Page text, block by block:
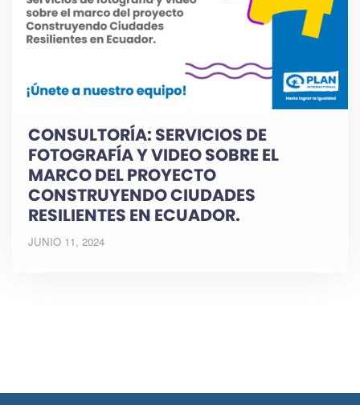
CONSULTORÍA: SERVICIOS DE
FOTOGRAFÍA Y VIDEO SOBRE EL
MARCO DEL PROYECTO
CONSTRUYENDO CIUDADES
RESILIENTES EN ECUADOR.
JUNIO 11, 2024